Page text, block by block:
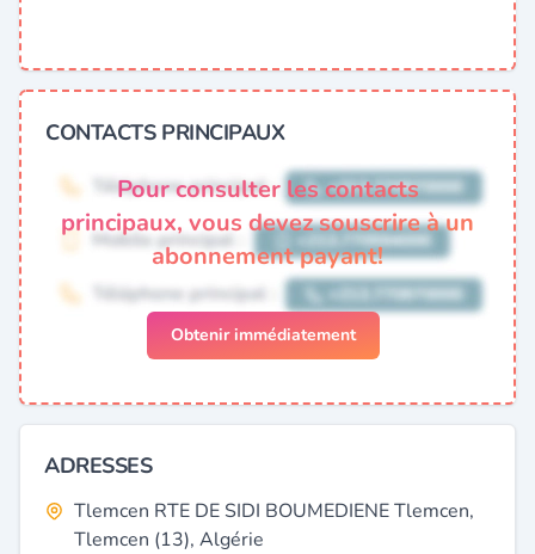
CONTACTS PRINCIPAUX
Pour consulter les contacts
principaux, vous devez souscrire à un
abonnement payant!
Obtenir immédiatement
ADRESSES
Tlemcen RTE DE SIDI BOUMEDIENE Tlemcen,
Tlemcen (13), Algérie